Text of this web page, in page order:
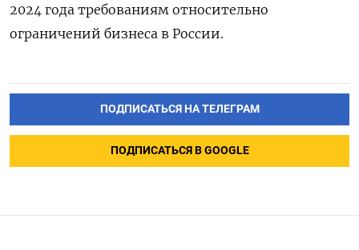
2024 года требованиям относительно
ограничений бизнеса в России.
ПОДПИСАТЬСЯ НА ТЕЛЕГРАМ
ПОДПИСАТЬСЯ В GOOGLE